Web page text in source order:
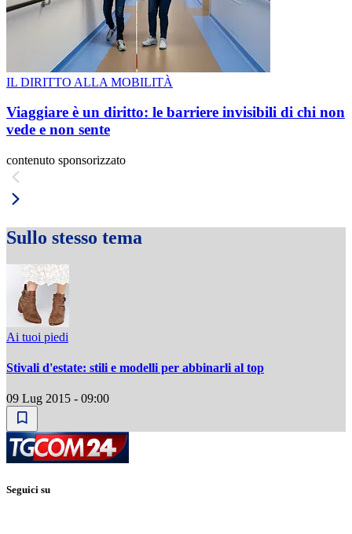
IL DIRITTO ALLA MOBILITÀ
Viaggiare è un diritto: le barriere invisibili di chi non
vede e non sente
contenuto sponsorizzato
Sullo stesso tema
Ai tuoi piedi
Stivali d'estate: stili e modelli per abbinarli al top
09 Lug 2015 - 09:00
Seguici su